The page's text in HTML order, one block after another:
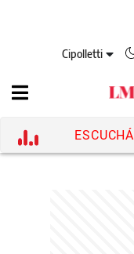
Cipolletti
ESCUCHÁ